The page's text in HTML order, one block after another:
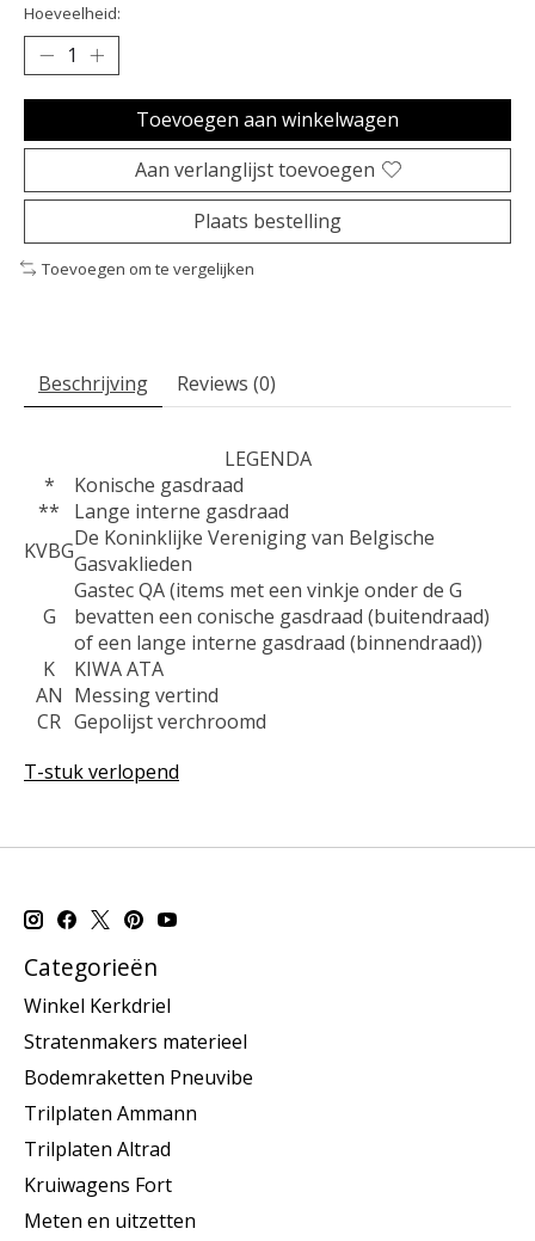
Hoeveelheid:
Toevoegen aan winkelwagen
Aan verlanglijst toevoegen
Plaats bestelling
Toevoegen om te vergelijken
Beschrijving Reviews (0)
LEGENDA
*
Konische gasdraad
**
Lange interne gasdraad
KVBGDe Koninklijke Vereniging van Belgische
Gasvaklieden
G
Gastec QA (items met een vinkje onder de G
bevatten een conische gasdraad (buitendraad)
of een lange interne gasdraad (binnendraad))
K
KIWA ATA
AN Messing vertind
CR Gepolijst verchroomd
T-stuk verlopend
Categorieën
Winkel Kerkdriel
Stratenmakers materieel
Bodemraketten Pneuvibe
Trilplaten Ammann
Trilplaten Altrad
Kruiwagens Fort
Meten en uitzetten